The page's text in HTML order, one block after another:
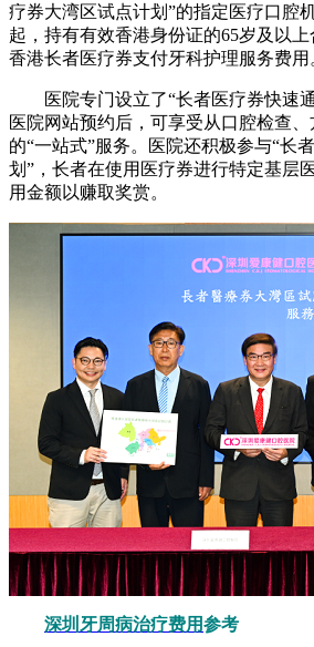
疗券大湾区试点计划”的指定医疗口腔
起，持有有效香港身份证的65岁及以
香港长者医疗券支付牙科护理服务费用
医院专门设立了“长者医疗券快速
医院网站预约后，可享受从口腔检查
的“一站式”服务。医院还积极参与“长
划”，长者在使用医疗券进行特定基层
用金额以赚取奖赏。
深圳牙周病治疗费用参考